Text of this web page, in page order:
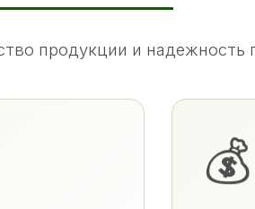
продукции и надежность
💰